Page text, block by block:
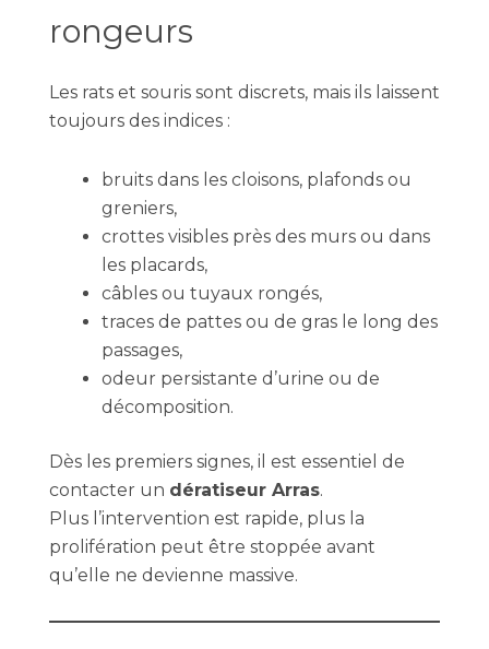
rongeurs
Les rats et souris sont discrets, mais ils laissent
toujours des indices :
bruits dans les cloisons, plafonds ou
greniers,
crottes visibles près des murs ou dans
les placards,
câbles ou tuyaux rongés,
traces de pattes ou de gras le long des
passages,
odeur persistante d’urine ou de
décomposition.
Dès les premiers signes, il est essentiel de
contacter un dératiseur Arras.
Plus l’intervention est rapide, plus la
prolifération peut être stoppée avant
qu’elle ne devienne massive.